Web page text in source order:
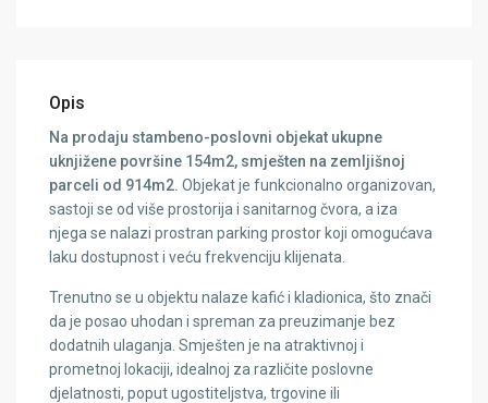
Opis
Na prodaju stambeno-poslovni objekat ukupne
uknjižene površine 154m2, smješten na zemljišnoj
parceli od 914m2. Objekat je funkcionalno organizovan,
sastoji se od više prostorija i sanitarnog čvora, a iza
njega se nalazi prostran parking prostor koji omogućava
laku dostupnost i veću frekvenciju klijenata.
Trenutno se u objektu nalaze kafić i kladionica, što znači
da je posao uhodan i spreman za preuzimanje bez
dodatnih ulaganja. Smješten je na atraktivnoj i
prometnoj lokaciji, idealnoj za različite poslovne
djelatnosti, poput ugostiteljstva, trgovine ili